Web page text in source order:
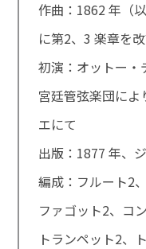
作曲：1862 年（
に第2、3 楽章を改
初演：オットー・
宮廷管弦楽団に
エにて
出版：1877 年、
編成：フルート2
ファゴット2、コ
トランペット2、